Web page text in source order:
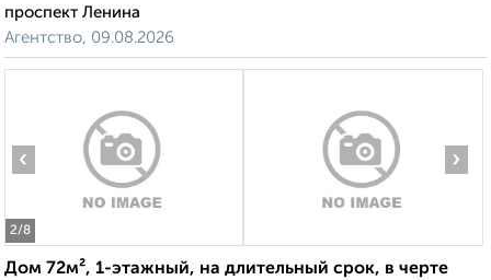
проспект Ленина
Агентство, 09.08.2026
2/8
‹ ›
Дом 72м², 1-этажный, на длительный срок, в черте